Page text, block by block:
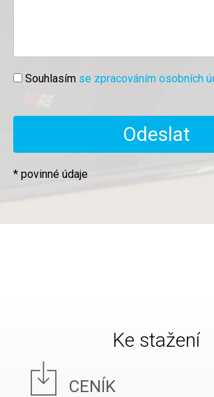
Souhlasím se zpracováním osobních
* povinné údaje
Ke stažení
CENÍK